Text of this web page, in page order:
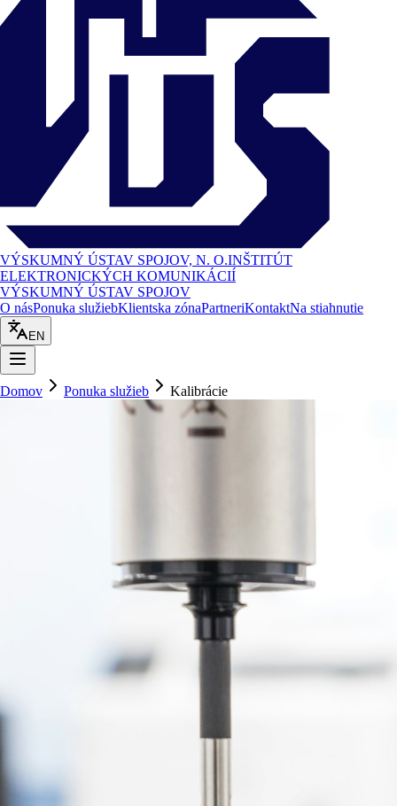
VÝSKUMNÝ ÚSTAV SPOJOV, N. O.INŠTITÚT
ELEKTRONICKÝCH KOMUNIKÁCIÍ
VÝSKUMNÝ ÚSTAV SPOJOV
O násPonuka služiebKlientska zónaPartneriKontaktNa stiahnutie
EN
Domov Ponuka služieb Kalibrácie